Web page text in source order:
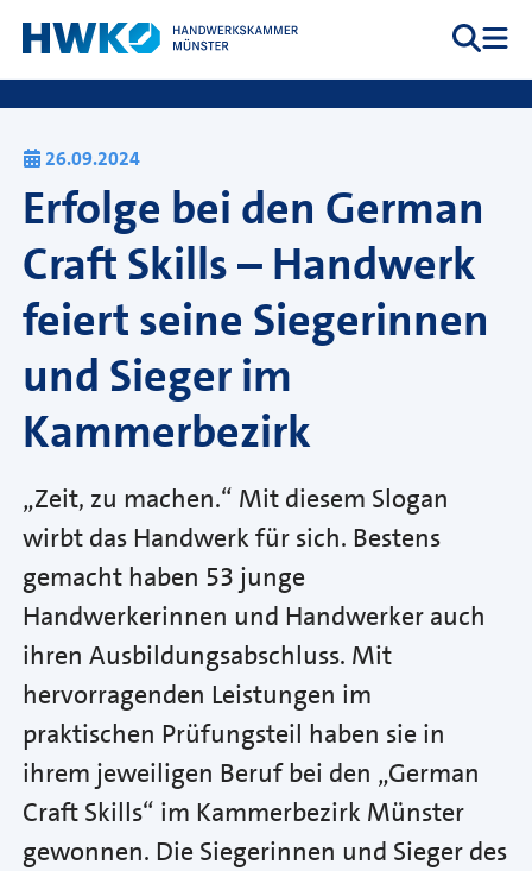
Zum Inhalt springen
Hauptnavigation Suche
26.09.2024
Erfolge bei den German
Craft Skills – Handwerk
feiert seine Siegerinnen
und Sieger im
Kammerbezirk
„Zeit, zu machen.“ Mit diesem Slogan
wirbt das Handwerk für sich. Bestens
gemacht haben 53 junge
Handwerkerinnen und Handwerker auch
ihren Ausbildungsabschluss. Mit
hervorragenden Leistungen im
praktischen Prüfungsteil haben sie in
ihrem jeweiligen Beruf bei den „German
Craft Skills“ im Kammerbezirk Münster
gewonnen. Die Siegerinnen und Sieger des